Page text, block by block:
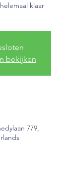
klaar
bekijken
779,